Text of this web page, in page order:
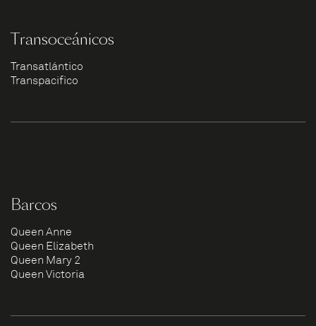
Transoceánicos
Transatlántico
Transpacífico
Barcos
Queen Anne
Queen Elizabeth
Queen Mary 2
Queen Victoria